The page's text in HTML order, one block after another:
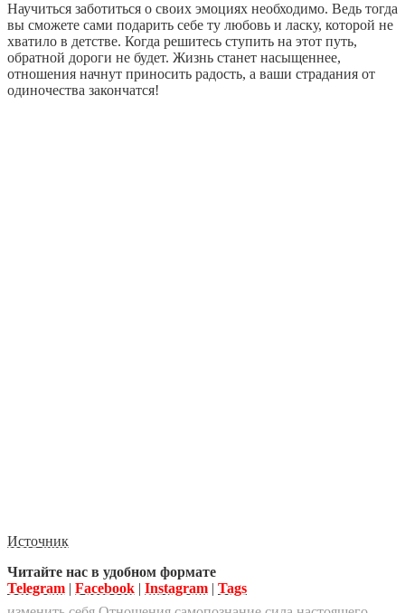
Научиться заботиться о своих эмоциях необходимо. Ведь тогда
вы сможете сами подарить себе ту любовь и ласку, которой не
хватило в детстве. Когда решитесь ступить на этот путь,
обратной дороги не будет. Жизнь станет насыщеннее,
отношения начнут приносить радость, а ваши страдания от
одиночества закончатся!
Источник
Читайте нас в удобном формате
Telegram | Facebook | Instagram | Tags